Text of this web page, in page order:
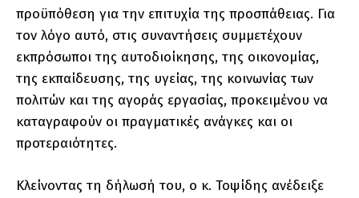
προϋπόθεση για την επιτυχία της προσπάθειας. Για
τον λόγο αυτό, στις συναντήσεις συμμετέχουν
εκπρόσωποι της αυτοδιοίκησης, της οικονομίας,
της εκπαίδευσης, της υγείας, της κοινωνίας των
πολιτών και της αγοράς εργασίας, προκειμένου να
καταγραφούν οι πραγματικές ανάγκες και οι
προτεραιότητες.
Κλείνοντας τη δήλωσή του, ο κ. Τοψίδης ανέδειξε